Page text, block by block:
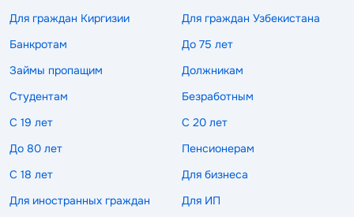
Для граждан Киргизии
Для граждан Узбекистана
Банкротам
До 75 лет
Займы пропащим
Должникам
Студентам
Безработным
С 19 лет
С 20 лет
До 80 лет
Пенсионерам
С 18 лет
Для бизнеса
Для иностранных граждан
Для ИП